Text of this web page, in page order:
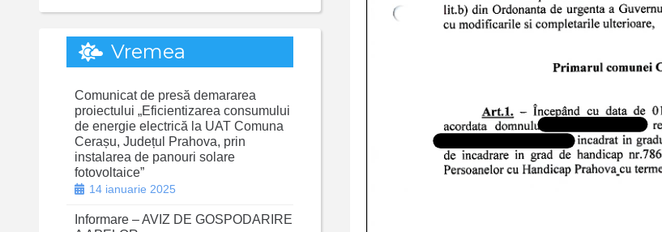
Vremea
Comunicat de presă demararea
proiectului „Eficientizarea consumului
de energie electrică la UAT Comuna
Cerașu, Județul Prahova, prin
instalarea de panouri solare
fotovoltaice”
14 ianuarie 2025
Informare – AVIZ DE GOSPODARIRE